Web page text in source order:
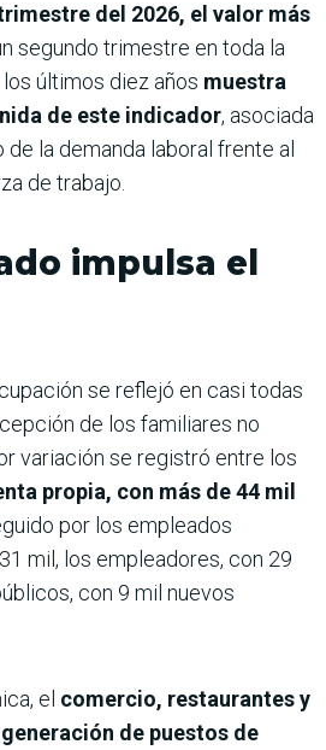
del 2026, el valor más
segundo trimestre en toda la
últimos diez años muestra
de este indicador, asociada
la demanda laboral frente al
de trabajo.
impulsa el
se reflejó en casi todas
de los familiares no
variación se registró entre los
propia, con más de 44 mil
por los empleados
mil, los empleadores, con 29
con 9 mil nuevos
el comercio, restaurantes y
de puestos de